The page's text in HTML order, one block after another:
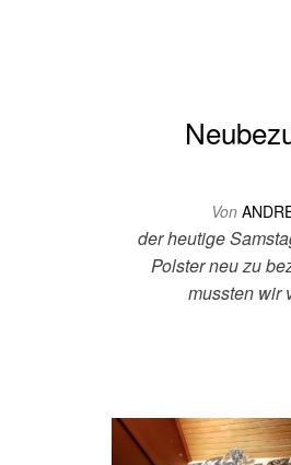
Von
der heutige
Polster neu zu
mussten wir